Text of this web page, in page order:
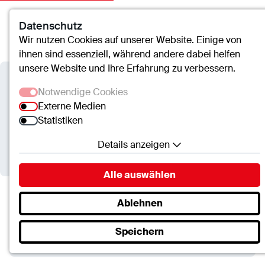
Kontakt Suche Menü
Gesund werden - gesund
bleiben: Wie bleibe ich dicht?
Verbundkrankenhaus
Bernkastel/Wittlich
Verbundkrankenhaus Bernkastel/Wittlich
Gesund werden - gesund bleiben: Wie bleibe ich…
Datenschutz
Wir nutzen Cookies auf unserer Website. Einige von
ihnen sind essenziell, während andere dabei helfen
unsere Website und Ihre Erfahrung zu verbessern.
Notwendige Cookies
Externe Medien
Statistiken
Details anzeigen
Notwendige Cookies
Essenzielle Cookies ermöglichen grundlegende
Funktionen und sind für die einwandfreie Funktion
der Website erforderlich.
SC.Cookie
Name:mscookie
Alle auswählen
Ablehnen
Speichern